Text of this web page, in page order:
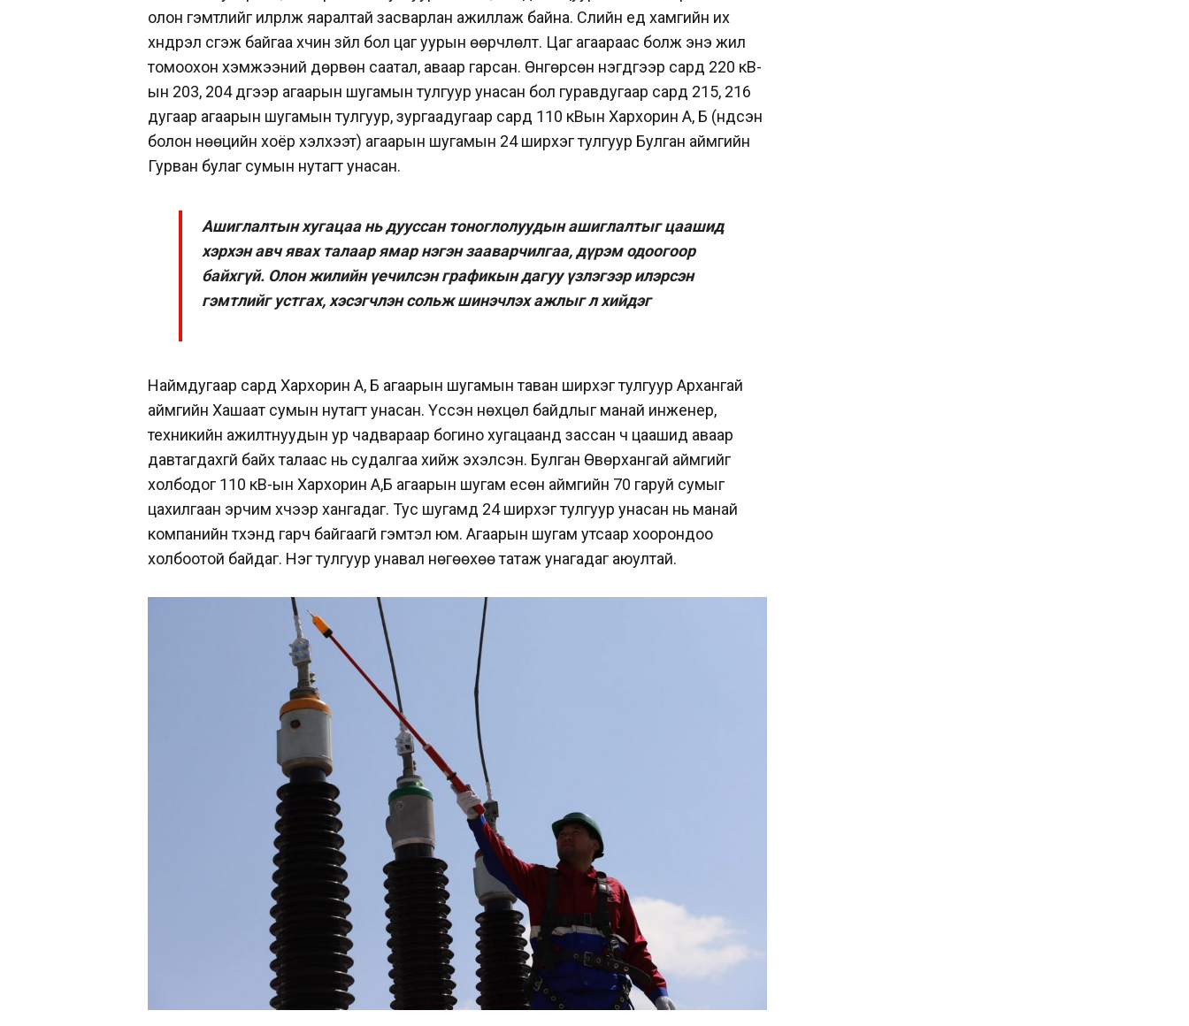
олон гэмтлийг илрүүлж яаралтай засварлан ажиллаж байна. Сүүлийн үед хамгийн их
хүндрэл үүсгэж байгаа хүчин зүйл бол цаг уурын өөрчлөлт. Цаг агаараас болж энэ жил
томоохон хэмжээний дөрвөн саатал, аваар гарсан. Өнгөрсөн нэгдүгээр сард 220 кВ-
ын 203, 204 дүгээр агаарын шугамын тулгуур унасан бол гуравдугаар сард 215, 216
дугаар агаарын шугамын тулгуур, зургаадугаар сард 110 кВын Хархорин А, Б (үндсэн
болон нөөцийн хоёр хэлхээт) агаарын шугамын 24 ширхэг тулгуур Булган аймгийн
Гурван булаг сумын нутагт унасан.
Ашиглалтын хугацаа нь дууссан тоноглолуудын ашиглалтыг цаашид
хэрхэн авч явах талаар ямар нэгэн зааварчилгаа, дүрэм одоогоор
байхгүй. Олон жилийн үечилсэн графикын дагуу үзлэгээр илэрсэн
гэмтлийг устгах, хэсэгчлэн сольж шинэчлэх ажлыг л хийдэг
Наймдугаар сард Хархорин А, Б агаарын шугамын таван ширхэг тулгуур Архангай
аймгийн Хашаат сумын нутагт унасан. Үүссэн нөхцөл байдлыг манай инженер,
техникийн ажилтнуудын ур чадвараар богино хугацаанд зассан ч цаашид аваар
давтагдахгүй байх талаас нь судалгаа хийж эхэлсэн. Булган Өвөрхангай аймгийг
холбодог 110 кВ-ын Хархорин А,Б агаарын шугам есөн аймгийн 70 гаруй сумыг
цахилгаан эрчим хүчээр хангадаг. Тус шугамд 24 ширхэг тулгуур унасан нь манай
компанийн түүхэнд гарч байгаагүй гэмтэл юм. Агаарын шугам утсаар хоорондоо
холбоотой байдаг. Нэг тулгуур унавал нөгөөхөө татаж унагадаг аюултай.